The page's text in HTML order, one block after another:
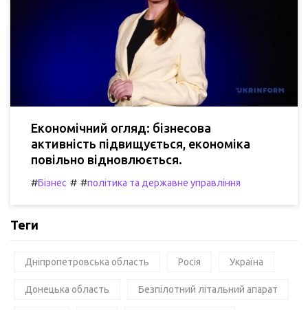
Економічний огляд: бізнесова
активність підвищується, економіка
повільно відновлюється.
#Бізнес # #політика та державне управління
Теги
Дніпропетровська область Росія Україна
Донецька область Безпілотний літальний апарат